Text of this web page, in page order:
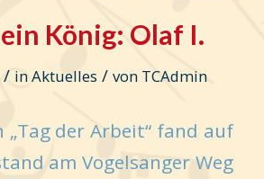
König: Olaf I.
/ inAktuelles / von TCAdmin
„Tag der Arbeit“ fand auf
am Vogelsanger Weg